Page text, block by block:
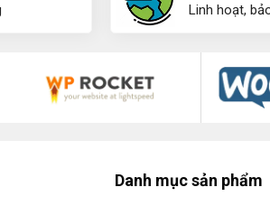
Linh hoạt,
Danh mục sản phẩm